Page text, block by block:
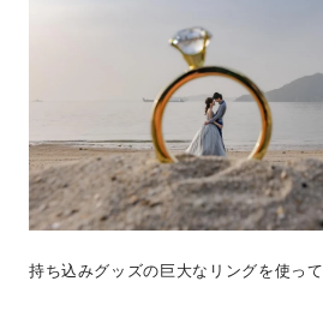
持ち込みグッズの巨大なリングを使って